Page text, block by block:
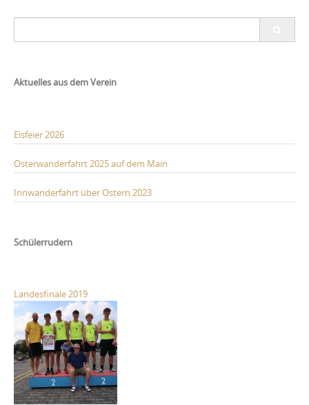
Aktuelles aus dem Verein
Eisfeier 2026
Osterwanderfahrt 2025 auf dem Main
Innwanderfahrt über Ostern 2023
Schülerrudern
Landesfinale 2019